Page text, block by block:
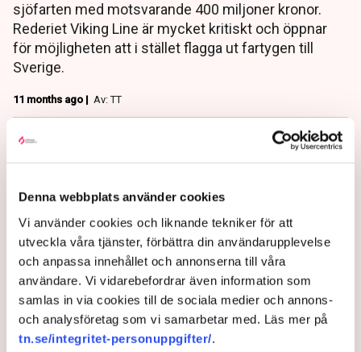
Denna webbplats använder cookies
Vi använder cookies och liknande tekniker för att
utveckla våra tjänster, förbättra din användarupplevelse
och anpassa innehållet och annonserna till våra
användare. Vi vidarebefordrar även information som
samlas in via cookies till de sociala medier och annons-
och analysföretag som vi samarbetar med. Läs mer på
tn.se/integritet-personuppgifter/.
sjöfarten med motsvarande 400 miljoner kronor.
Rederiet Viking Line är mycket kritiskt och öppnar
för möjligheten att i stället flagga ut fartygen till
Sverige.
11 months ago | Av: TT
Återhämtning för sjöfarten